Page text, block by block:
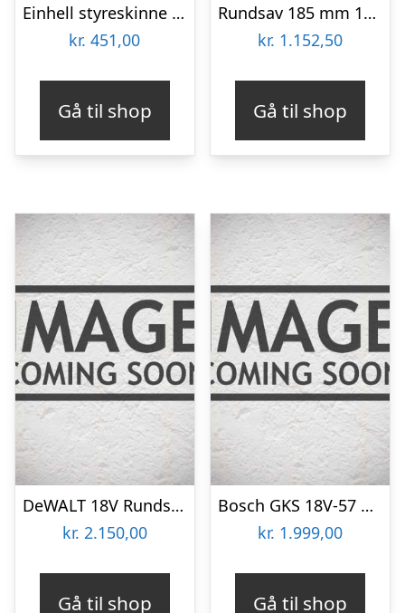
Einhell styreskinne til dyksav og expert rundsav 2×100 cm.
kr. 451,00
Gå til shop
Rundsav 185 mm 1500 watt PowerPlus POWX0520
kr. 1.152,50
Gå til shop
DeWALT 18V Rundsav 184mm For Før.skinne, Løs Enhed – DCS572N-XJ
kr. 2.150,00
Gå til shop
Bosch GKS 18V-57 G Akku-rundsav – 06016A2101
kr. 1.999,00
Gå til shop